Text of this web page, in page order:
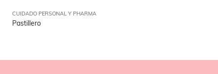
CUIDADO PERSONAL Y PHARMA
Pastillero